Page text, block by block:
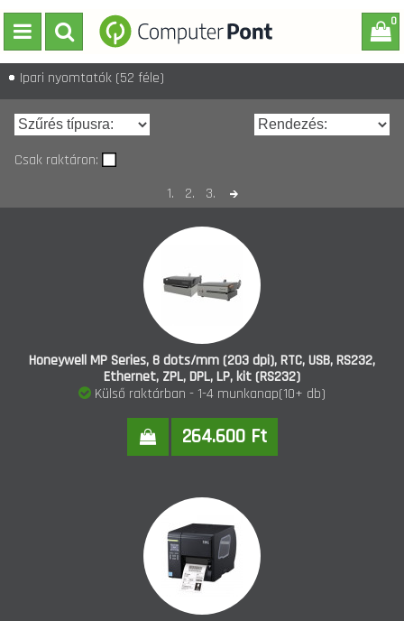
0
Ipari nyomtatók (52 féle)
Csak raktáron:
1.
2. 3.
Honeywell MP Series, 8 dots/mm (203 dpi), RTC, USB, RS232,
Ethernet, ZPL, DPL, LP, kit (RS232)
Külső raktárban - 1-4 munkanap(10+ db)
264.600 Ft